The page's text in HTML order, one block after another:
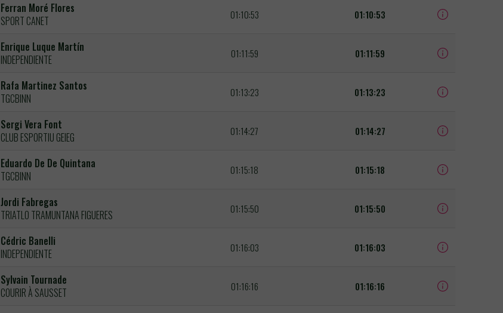
Ferran Moré Flores
SPORT CANET
01:10:53 01:10:53
Enrique Luque Martín
INDEPENDIENTE
01:11:59 01:11:59
Rafa Martinez Santos
TGCBINN
01:13:23 01:13:23
Sergi Vera Font
CLUB ESPORTIU GEIEG
01:14:27 01:14:27
Eduardo De De Quintana
TGCBINN
01:15:18 01:15:18
Jordi Fabregas
TRIATLO TRAMUNTANA FIGUERES
01:15:50 01:15:50
Cédric Banelli
INDEPENDIENTE
01:16:03 01:16:03
Sylvain Tournade
COURIR À SAUSSET
01:16:16 01:16:16